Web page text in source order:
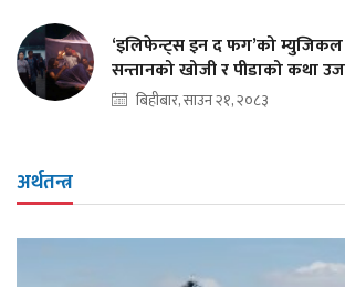
‘इलिफेन्ट्स इन द फग’को म्युजिकल
सन्तानको खोजी र पीडाको कथा
बिहीबार, साउन २१, २०८३
अर्थतन्त्र